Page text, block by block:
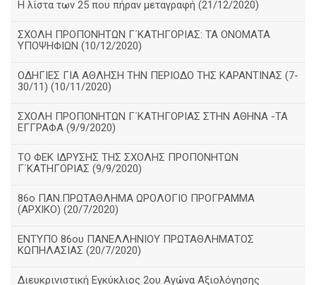
Η λίστα των 25 που πήραν μεταγραφή (21/12/2020)
ΣΧΟΛΗ ΠΡΟΠΟΝΗΤΩΝ Γ΄ΚΑΤΗΓΟΡΙΑΣ: ΤΑ ΟΝΟΜΑΤΑ
ΥΠΟΨΗΦΙΩΝ (10/12/2020)
ΟΔΗΓΙΕΣ ΓΙΑ ΑΘΛΗΣΗ ΤΗΝ ΠΕΡΙΟΔΟ ΤΗΣ ΚΑΡΑΝΤΙΝΑΣ (7-
30/11) (10/11/2020)
ΣΧΟΛΗ ΠΡΟΠΟΝΗΤΩΝ Γ΄ΚΑΤΗΓΟΡΙΑΣ ΣΤΗΝ ΑΘΗΝΑ -ΤΑ
ΕΓΓΡΑΦΑ (9/9/2020)
TO ΦΕΚ ΙΔΡΥΣΗΣ ΤΗΣ ΣΧΟΛΗΣ ΠΡΟΠΟΝΗΤΩΝ
Γ΄ΚΑΤΗΓΟΡΙΑΣ (9/9/2020)
86o ΠΑΝ.ΠΡΩΤΑΘΛΗΜΑ ΩΡΟΛΟΓΙΟ ΠΡΟΓΡΑΜΜΑ
(ΑΡΧΙΚΟ) (20/7/2020)
ΕΝΤΥΠΟ 86ου ΠΑΝΕΛΛΗΝΙΟΥ ΠΡΩΤΑΘΛΗΜΑΤΟΣ
ΚΩΠΗΛΑΣΙΑΣ (20/7/2020)
Διευκρινιστική Εγκύκλιος 2ου Αγώνα Αξιολόγησης